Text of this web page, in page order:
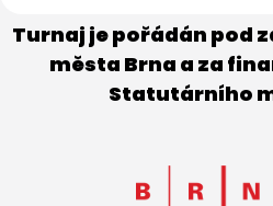
Turnaj je pořádán pod
města Brna a za
Statutárního